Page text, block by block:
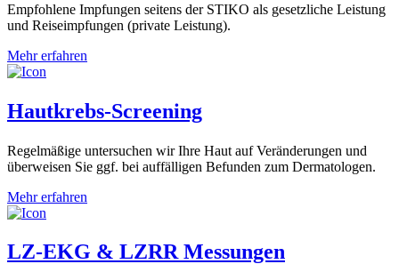
Empfohlene Impfungen seitens der STIKO als gesetzliche Leistung
und Reiseimpfungen (private Leistung).
Mehr erfahren
Hautkrebs-Screening
Regelmäßige untersuchen wir Ihre Haut auf Veränderungen und
überweisen Sie ggf. bei auffälligen Befunden zum Dermatologen.
Mehr erfahren
LZ-EKG & LZRR Messungen